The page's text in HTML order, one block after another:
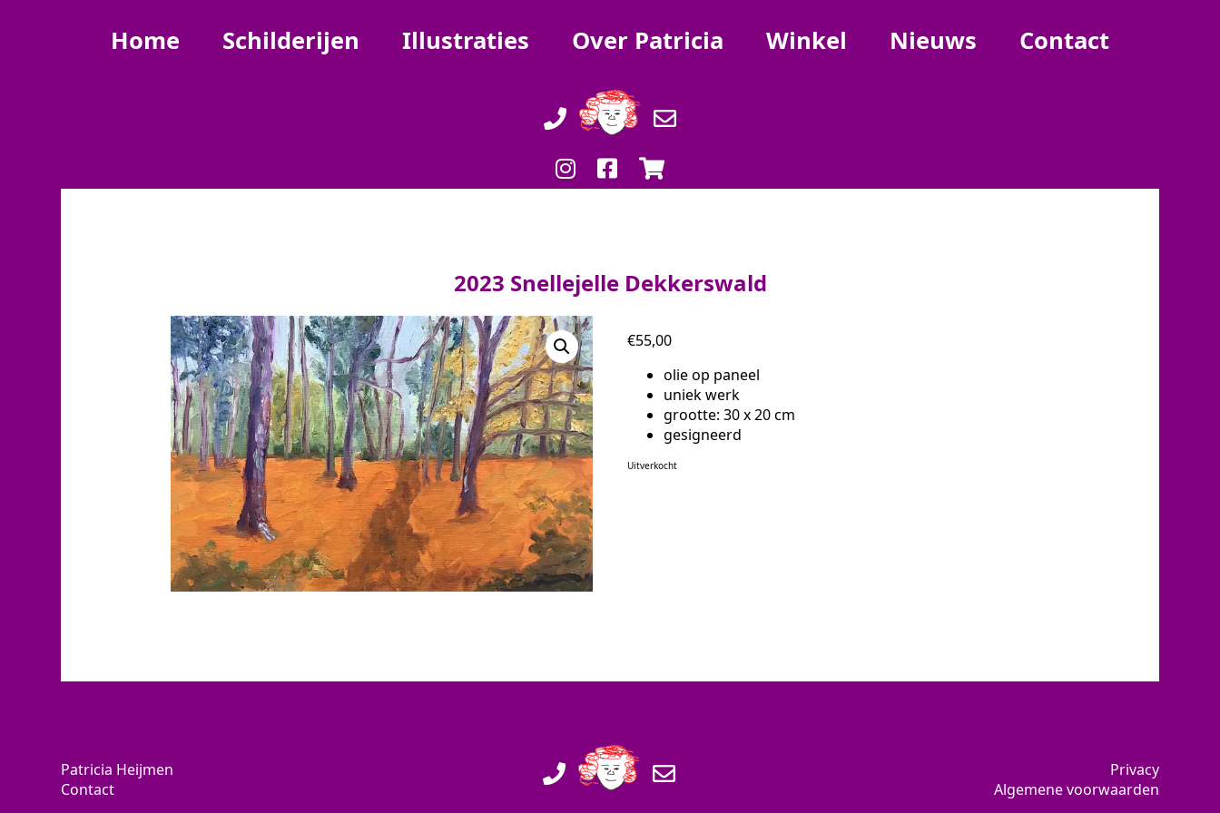
Home Schilderijen Illustraties Over Patricia Winkel Nieuws Contact
2023 Snellejelle Dekkerswald
€55,00
olie op paneel
uniek werk
grootte: 30 x 20 cm
gesigneerd
Uitverkocht
Patricia Heijmen
Contact
Privacy
Algemene voorwaarden